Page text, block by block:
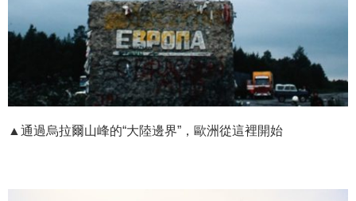
▲通過烏拉爾山峰的“大陸邊界”，歐洲從這裡開始